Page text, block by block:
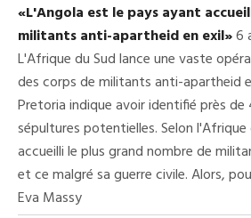
«L'Angola est le pays ayant
militants anti-apartheid en exil»6
L'Afrique du Sud lance une vaste
des corps de militants anti-apartheid
Pretoria indique avoir identifié près
sépultures potentielles. Selon l'Afrique
accueilli le plus grand nombre de
et ce malgré sa guerre civile. Alors,
Eva Massy